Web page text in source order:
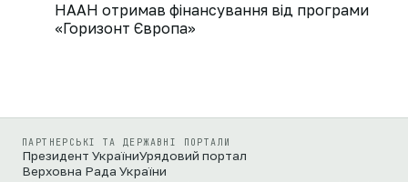
НААН отримав фінансування від програми
«Горизонт Європа»
ПАРТНЕРСЬКІ ТА ДЕРЖАВНІ ПОРТАЛИ
Президент УкраїниУрядовий портал
Верховна Рада України